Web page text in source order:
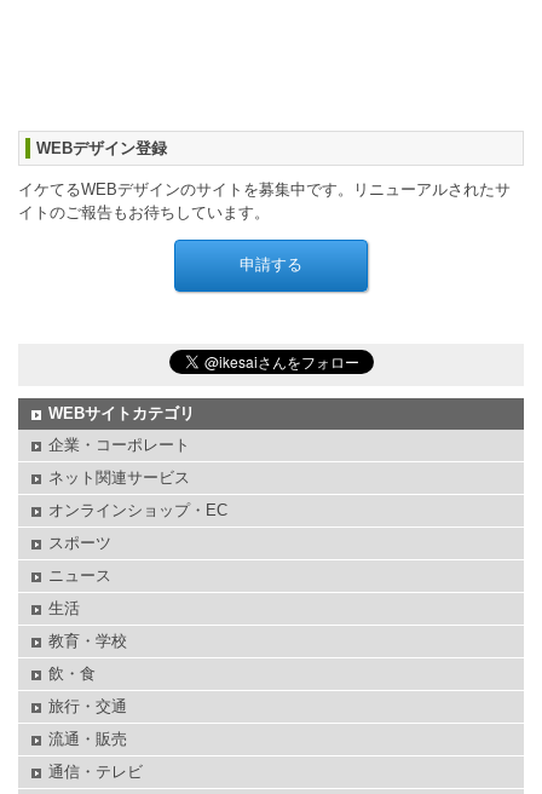
WEBデザイン登録
イケてるWEBデザインのサイトを募集中です。リニューアルされたサ
イトのご報告もお待ちしています。
WEBサイトカテゴリ
企業・コーポレート
ネット関連サービス
オンラインショップ・EC
スポーツ
ニュース
生活
教育・学校
飲・食
旅行・交通
流通・販売
通信・テレビ